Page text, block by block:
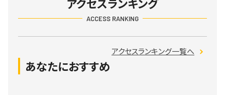
ACCESS RANKING
アクセスランキング一覧へ
あなたにおすすめ